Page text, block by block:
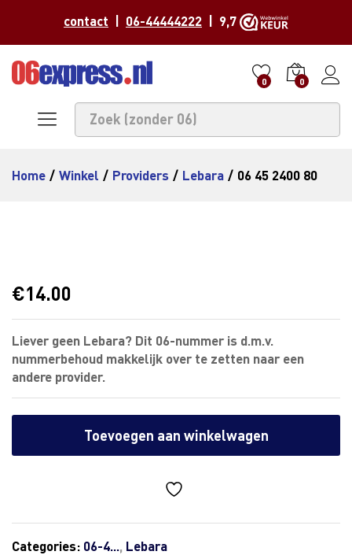
contact 06-44444222 | 9,7
0 0
Home / Winkel / Providers / Lebara / 06 45 2400 80
€14.00
Liever geen Lebara? Dit 06-nummer is d.m.v.
nummerbehoud makkelijk over te zetten naar een
andere provider.
Toevoegen aan winkelwagen
Categories: 06-4..., Lebara